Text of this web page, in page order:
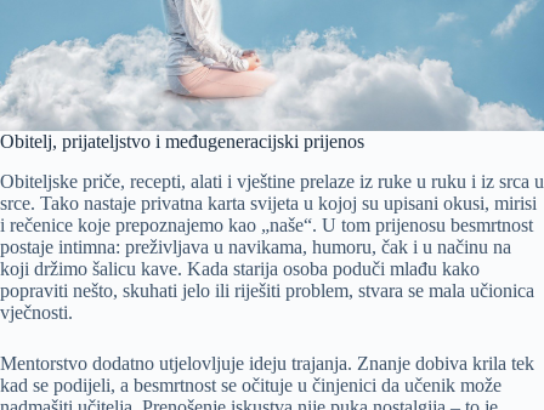
Obitelj, prijateljstvo i međugeneracijski prijenos
Obiteljske priče, recepti, alati i vještine prelaze iz ruke u ruku i iz srca u
srce. Tako nastaje privatna karta svijeta u kojoj su upisani okusi, mirisi
i rečenice koje prepoznajemo kao „naše“. U tom prijenosu besmrtnost
postaje intimna: preživljava u navikama, humoru, čak i u načinu na
koji držimo šalicu kave. Kada starija osoba poduči mlađu kako
popraviti nešto, skuhati jelo ili riješiti problem, stvara se mala učionica
vječnosti.
Mentorstvo dodatno utjelovljuje ideju trajanja. Znanje dobiva krila tek
kad se podijeli, a besmrtnost se očituje u činjenici da učenik može